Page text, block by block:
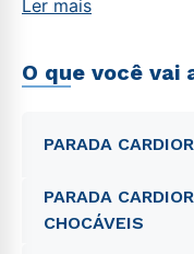
Ler mais
O que você vai
PARADA
PARADA
CHOCÁVEIS